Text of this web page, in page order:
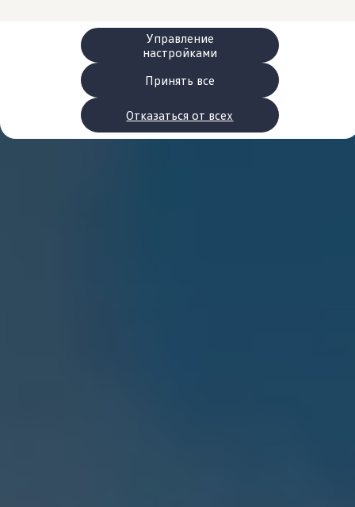
Принять все
Отказаться от всех
Управление
настройками
Персонализация
Настенная зарядная станция и кабели для
Важная информация для клиентов
Переработка и возврат продукции
Кампании по отзыву автомобилей
Предупредительные и контрольные
Обновления программного обеспечения
Обновления программного обеспечения для